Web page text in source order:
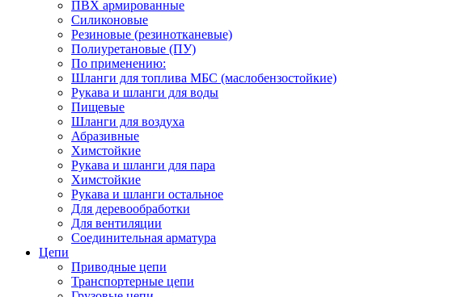
ПВХ армированные
Силиконовые
Резиновые (резинотканевые)
Полиуретановые (ПУ)
По применению:
Шланги для топлива МБС (маслобензостойкие)
Рукава и шланги для воды
Пищевые
Шланги для воздуха
Абразивные
Химстойкие
Рукава и шланги для пара
Химстойкие
Рукава и шланги остальное
Для деревообработки
Для вентиляции
Соединительная арматура
Цепи
Приводные цепи
Транспортерные цепи